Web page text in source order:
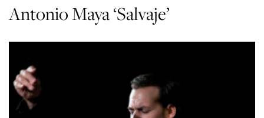
Antonio Maya ‘Salvaje’